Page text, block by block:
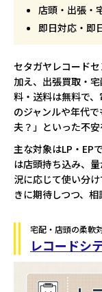
店頭・出張・
即日対応・即
セタガヤレコード
加え、出張買取・
料・送料は無料で
のジャンルや年代
夫？」といった不安
主な対象はLP・EP
は店頭持ち込み、
況に応じて使い分
きに期待しつつ、
宅配・店頭の柔軟
レコードシ